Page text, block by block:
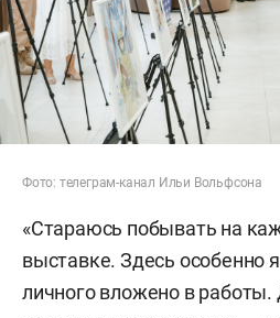
Фото: телеграм-канал Ильи Вольфсона
«Стараюсь побывать на
выставке. Здесь особенно
личного вложено в